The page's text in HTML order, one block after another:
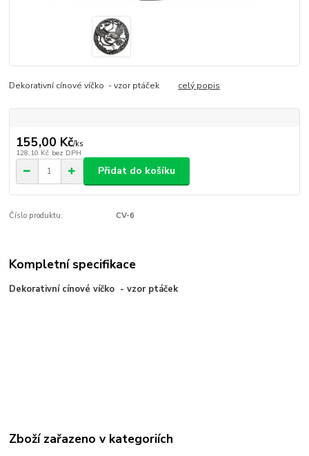
Dekorativní cínové víčko - vzor ptáček celý popis
155,00 Kč/ks
128,10 Kč bez DPH
Přidat do košíku
Číslo produktu: CV-6
Kompletní specifikace
Dekorativní cínové víčko - vzor ptáček
Zboží zařazeno v kategoriích